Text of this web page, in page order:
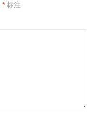
*标注